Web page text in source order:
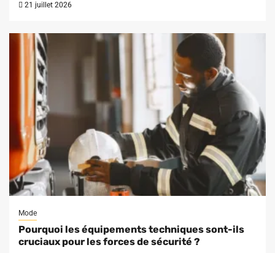
21 juillet 2026
Mode
Pourquoi les équipements techniques sont-ils
cruciaux pour les forces de sécurité ?